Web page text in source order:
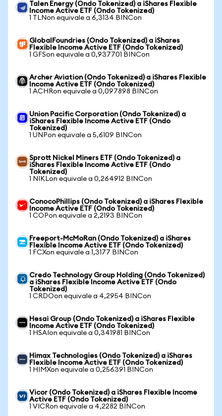
Talen Energy (Ondo Tokenized) a iShares Flexible
Income Active ETF (Ondo Tokenized)
1 TLNon equivale a 6,3134 BINCon
GlobalFoundries (Ondo Tokenized) a iShares
Flexible Income Active ETF (Ondo Tokenized)
1 GFSon equivale a 0,937701 BINCon
Archer Aviation (Ondo Tokenized) a iShares Flexible
Income Active ETF (Ondo Tokenized)
1 ACHRon equivale a 0,097898 BINCon
Union Pacific Corporation (Ondo Tokenized) a
iShares Flexible Income Active ETF (Ondo
Tokenized)
1 UNPon equivale a 5,6109 BINCon
Sprott Nickel Miners ETF (Ondo Tokenized) a
iShares Flexible Income Active ETF (Ondo
Tokenized)
1 NIKLon equivale a 0,264912 BINCon
ConocoPhillips (Ondo Tokenized) a iShares Flexible
Income Active ETF (Ondo Tokenized)
1 COPon equivale a 2,2193 BINCon
Freeport-McMoRan (Ondo Tokenized) a iShares
Flexible Income Active ETF (Ondo Tokenized)
1 FCXon equivale a 1,3177 BINCon
Credo Technology Group Holding (Ondo Tokenized)
a iShares Flexible Income Active ETF (Ondo
Tokenized)
1 CRDOon equivale a 4,2954 BINCon
Hesai Group (Ondo Tokenized) a iShares Flexible
Income Active ETF (Ondo Tokenized)
1 HSAIon equivale a 0,341981 BINCon
Himax Technologies (Ondo Tokenized) a iShares
Flexible Income Active ETF (Ondo Tokenized)
1 HIMXon equivale a 0,256391 BINCon
Vicor (Ondo Tokenized) a iShares Flexible Income
Active ETF (Ondo Tokenized)
1 VICRon equivale a 4,2282 BINCon